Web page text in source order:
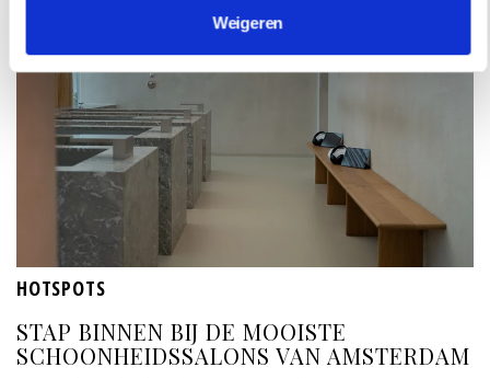
Weigeren
HOTSPOTS
STAP BINNEN BIJ DE MOOISTE
SCHOONHEIDSSALONS VAN AMSTERDAM